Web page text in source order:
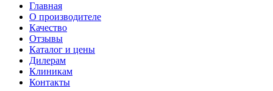
Главная
О производителе
Качество
Отзывы
Каталог и цены
Дилерам
Клиникам
Контакты